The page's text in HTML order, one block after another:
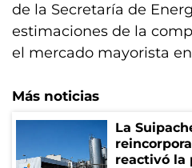
de la Secretaría de
estimaciones de la
el mercado mayorista
Más noticias
La
reactivó la